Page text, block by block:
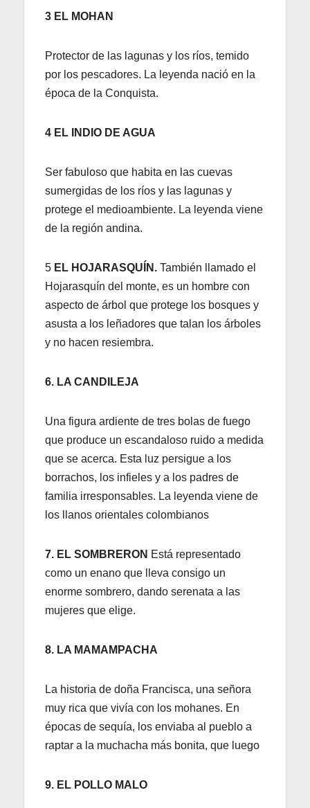
3 EL MOHAN
Protector de las lagunas y los ríos, temido
por los pescadores. La leyenda nació en la
época de la Conquista.
4 EL INDIO DE AGUA
Ser fabuloso que habita en las cuevas
sumergidas de los ríos y las lagunas y
protege el medioambiente. La leyenda viene
de la región andina.
5 EL HOJARASQUÍN. También llamado el
Hojarasquín del monte, es un hombre con
aspecto de árbol que protege los bosques y
asusta a los leñadores que talan los árboles
y no hacen resiembra.
6. LA CANDILEJA
Una figura ardiente de tres bolas de fuego
que produce un escandaloso ruido a medida
que se acerca. Esta luz persigue a los
borrachos, los infieles y a los padres de
familia irresponsables. La leyenda viene de
los llanos orientales colombianos
7. EL SOMBRERON Está representado
como un enano que lleva consigo un
enorme sombrero, dando serenata a las
mujeres que elige.
8. LA MAMAMPACHA
La historia de doña Francisca, una señora
muy rica que vivía con los mohanes. En
épocas de sequía, los enviaba al pueblo a
raptar a la muchacha más bonita, que luego
9. EL POLLO MALO